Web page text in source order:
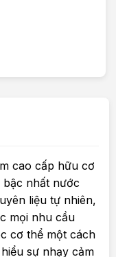
cao cấp hữu cơ
bậc nhất nước
liệu tự nhiên,
mọi nhu cầu
cơ thể một cách
sự nhạy cảm